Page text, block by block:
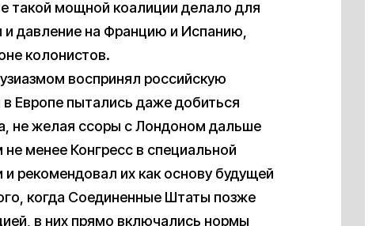
такой мощной коалиции делало для
давление на Францию и Испанию,
колонистов.
воспринял российскую
Европе пытались даже добиться
не желая ссоры с Лондоном дальше
менее Конгресс в специальной
рекомендовал их как основу будущей
когда Соединенные Штаты позже
в них прямо включались нормы